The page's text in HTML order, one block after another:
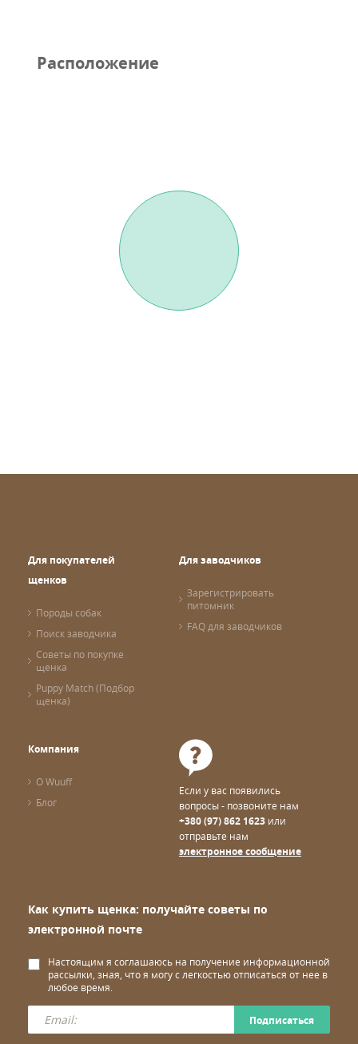
Pасположение
Для покупателей
щенков
Породы собак
Поиск заводчика
Советы по покупке
щенка
Puppy Match (Подбор
щенка)
Для заводчиков
Зарегистрировать
питомник
FAQ для заводчиков
Компания
О Wuuff
Блог
Если у вас появились
вопросы - позвоните нам
+380 (97) 862 1623 или
отправьте нам
электронное сообщение
Как купить щенка: получайте советы по
электронной почте
Настоящим я соглашаюсь на получение информационной
рассылки, зная, что я могу с легкостью отписаться от нее в
любое время.
Подписаться